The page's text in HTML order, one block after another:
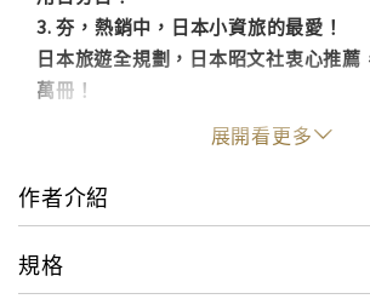
3. 夯，熱銷中，日本小資旅的最愛！
日本旅遊全規劃，日本昭文社衷心推薦
萬冊！
日本岐阜縣的飛驒高山加上白川鄉，這
場上未必十分有名的地點，在行家眼中
般，一生一定要去一次的美好旅遊地點。
世界遺產＋歷史＋大自然＋美食＋溫泉
展開看更多
作者介紹
規格